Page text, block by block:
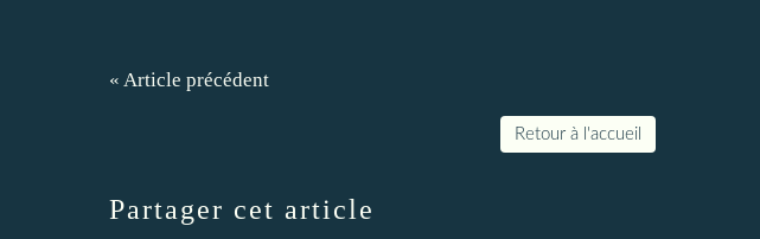
« Article précédent
Retour à l'accueil
Partager cet article